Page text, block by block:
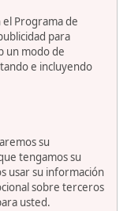
Programa de
para
un modo de
e incluyendo
su
tengamos su
usar su información
sobre terceros
usted.